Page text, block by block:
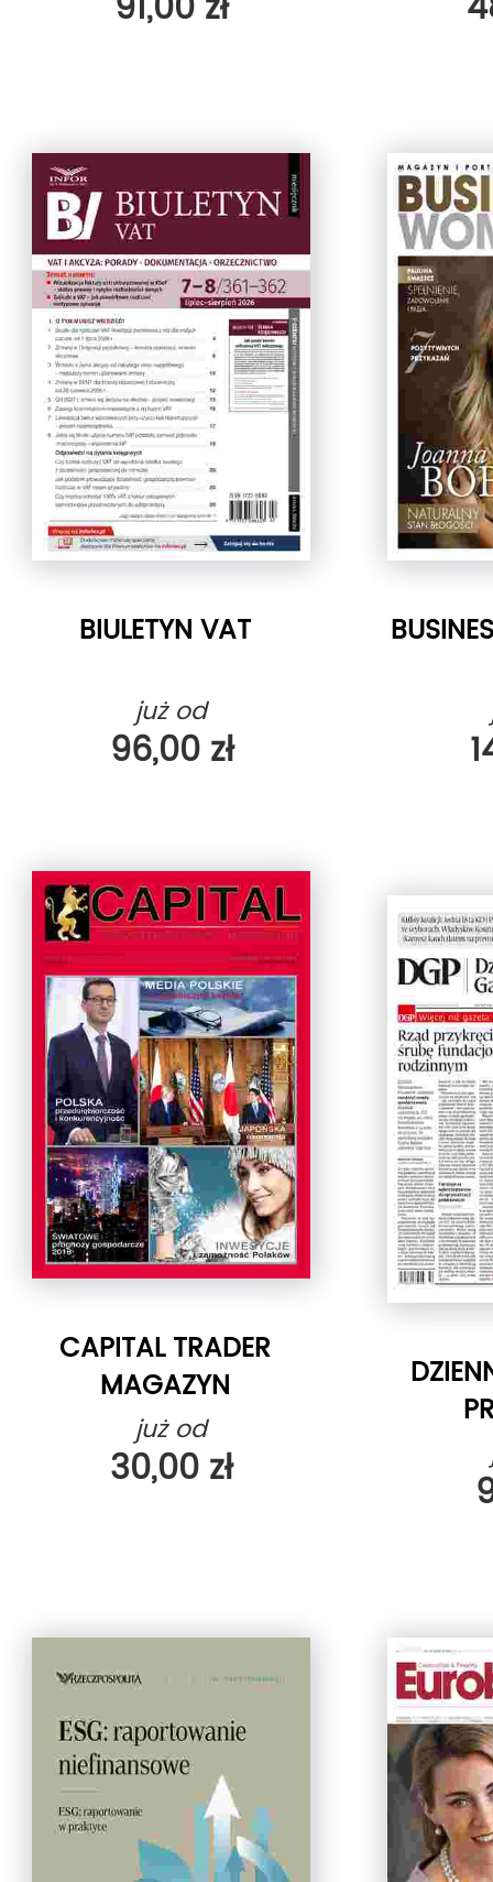
BIULETYN VAT
już od
96,00 zł
CAPITAL TRADER
MAGAZYN
już od
30,00 zł